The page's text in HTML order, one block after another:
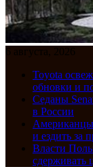
6 августа, 2026
Toyota
обновки и
Седаны
в России
Американцы
и ездить за
Власти
сдерживать